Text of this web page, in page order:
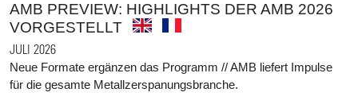
AMB PREVIEW: HIGHLIGHTS DER AMB 2026
VORGESTELLT
JULI 2026
Neue Formate ergänzen das Programm // AMB liefert Impulse
für die gesamte Metallzerspanungsbranche.